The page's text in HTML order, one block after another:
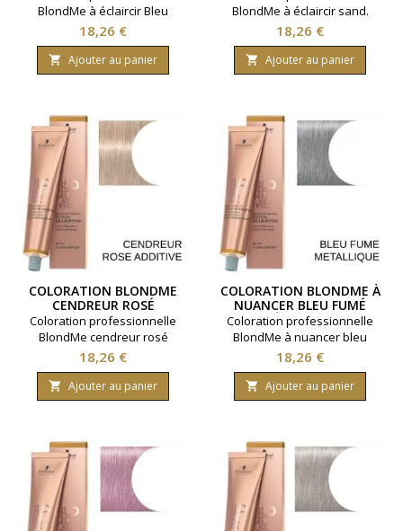
BlondMe à éclaircir Bleu
métallique. Pour des nuances
originales et éclaircissantes.
Marque Schwarzkopf
Contenance 60 millilitres.
Prix
18,26 €
 Ajouter au panier
BlondMe à éclaircir sand.
Pour des nuances originales
et éclaircissantes. Marque
Schwarzkopf Contenance 60
millilitres.
Prix
18,26 €
 Ajouter au panier
COLORATION BLONDME
CENDREUR ROSÉ
ADDITIVE
Coloration professionnelle
BlondMe cendreur rosé
additive. Pour des blonds
froids en toute simplicité.
Marque Schwarzkopf
Contenance 60 millilitres.
Prix
18,26 €
 Ajouter au panier
COLORATION BLONDME À
NUANCER BLEU FUMÉ
MÉTALLIQUE
Coloration professionnelle
BlondMe à nuancer bleu
fumé métallique. Pour une
nuance en toute originalité.
Marque Schwarzkopf
Contenance 60 millilitres.
Prix
18,26 €
 Ajouter au panier